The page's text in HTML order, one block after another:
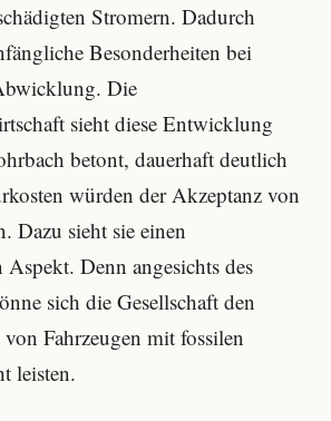
Stromern. Dadurch
Besonderheiten bei
Die
sieht diese Entwicklung
betont, dauerhaft deutlich
würden der Akzeptanz von
Dazu sieht sie einen
Denn angesichts des
sich die Gesellschaft den
Fahrzeugen mit fossilen
leisten.